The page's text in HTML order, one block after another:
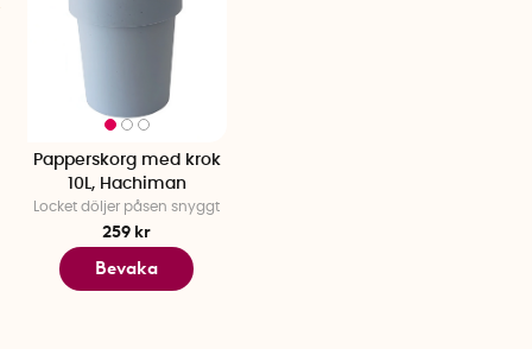
Papperskorg med krok
10L, Hachiman
Locket döljer påsen snyggt
259 kr
Bevaka